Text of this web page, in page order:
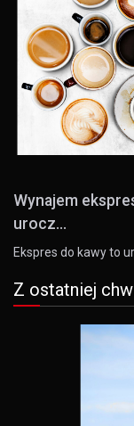
Wynajem
urocz...
Ekspres do kawy to
Z ostatniej